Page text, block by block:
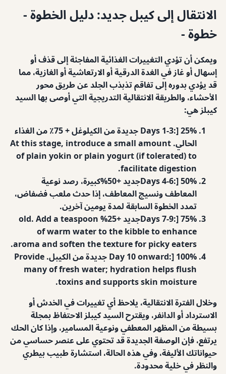
الانتقال إلى كيبل جديد: دليل الخطوة -
خطوة -
ويمكن أن تؤدي التغييرات الغذائية المفاجئة إلى قذف أو
إسهال أو غاز في الغدة الدرقية أو الارتعاشية أو الغازية، مما
قد يؤدي بدوره إلى تفاقم تذبذب الجلد عن طريق محور
الأحشاء، والطريقة الانتقالية التدريجية التي أوصى بها السيد
كيبلز هي:
Days 1-3:] 25% جديدة من الكيلوغل + 75٪ من الغذاء
الحالي. At this stage, introduce a small amount
of plain yokin or plain yogurt (if tolerated) to
facilitate digestion.
Days 4-6:] 50%جديد +50%كبيرة، رصد نوعية
المعاطف ونسيج المعاطف، إذا حدث ملعب فضفاض،
تمدد الخطوة السابقة لمدة يومين آخرين.
Days 7-9:] 75%جديد +25% old. Add a teaspoon
of warm water to the kibble to enhance
aroma and soften the texture for picky eaters.
Day 10 onward:] 100% جديدة من الكيبل. Provide
many of fresh water; hydration helps flush
toxins and supports skin moisture.
وخلال الفترة الانتقالية، يلاحظ أي تغييرات في الخدش أو
الاسترداد أو الدانفر، ويقترح السيد كيبلز الاحتفاظ بمجلة
بسيطة من المظهر المعطفي ونوعية المسامير، وإذا كان الحك
يرتفع، فإن الوصفة الجديدة قد تحتوي على عنصر حساسي من
حيواناتك الأليفة، وفي هذه الحالة، استشارة طبيب بيطري
والنظر في خلية محدودة.